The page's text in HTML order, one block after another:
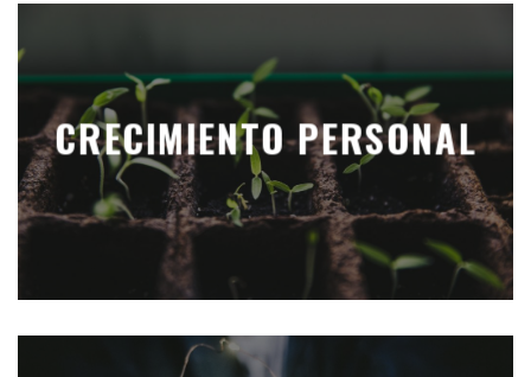
CRECIMIENTO PERSONAL